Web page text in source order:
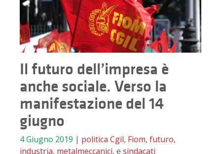
Il futuro dell’impresa è
anche sociale. Verso la
manifestazione del 14
giugno
4 Giugno 2019 | politica Cgil, Fiom, futuro,
industria, metalmeccanici, e sindacati